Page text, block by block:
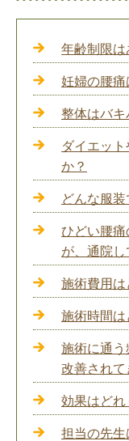
年齢制限は
妊婦の腰痛
整体はバキ
ダイエッ
か？
どんな服
ひどい腰
が、通院し
施術費用は
施術時間は
施術に通
改善されて
効果はどれ
担当の先生